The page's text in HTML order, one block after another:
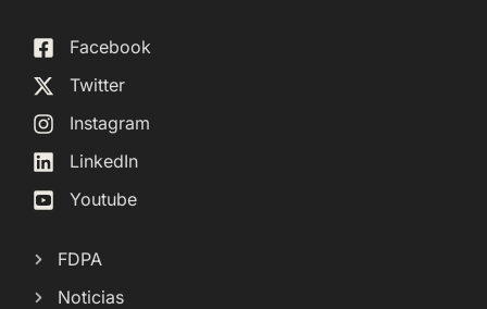
Facebook
Twitter
Instagram
LinkedIn
Youtube
FDPA
Noticias